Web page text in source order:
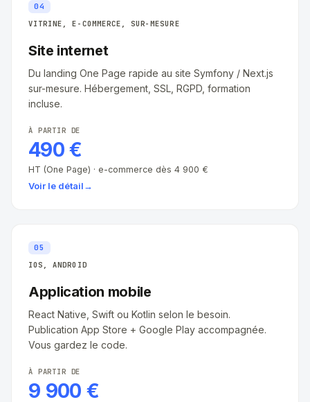
04
VITRINE, E-COMMERCE, SUR-MESURE
Site internet
Du landing One Page rapide au site Symfony / Next.js
sur-mesure. Hébergement, SSL, RGPD, formation
incluse.
À PARTIR DE
490 €
HT (One Page) · e-commerce dès 4 900 €
Voir le détail→
05
IOS, ANDROID
Application mobile
React Native, Swift ou Kotlin selon le besoin.
Publication App Store + Google Play accompagnée.
Vous gardez le code.
À PARTIR DE
9 900 €